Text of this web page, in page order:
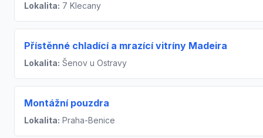
Lokalita: 7 Klecany
Přístěnné chladící a mrazící vitríny Madeira
Lokalita: Šenov u Ostravy
Montážní pouzdra
Lokalita: Praha-Benice